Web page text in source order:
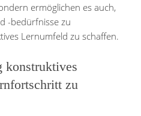
ermöglichen es auch,
-bedürfnisse zu
Lernumfeld zu schaffen.
konstruktives
zu